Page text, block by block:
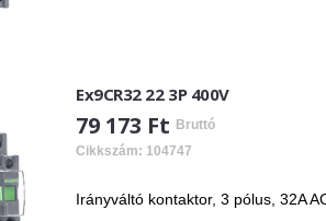
Ex9CR32 22 3P 400V
79 173 Ft Bruttó
Cikkszám: 104747
Irányváltó kontaktor, 3 pólus, 32A